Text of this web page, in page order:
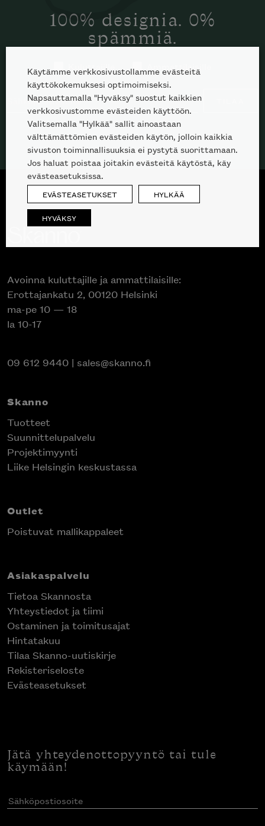
100% designia. 0%
spämmiä.
Kuluttajille Ammattilaisille
Avoinna kuluttajille ja ammattilaisille:
Erottajankatu 2, 00120 Helsinki
ma-pe 10 — 18
la 10-17
09 612 9440 | sales@skanno.fi
Skanno
Tuotteet
Suunnittelupalvelu
Projektimyynti
Liike Helsingin keskustassa
Outlet
Poistuvat mallikappaleet
Asiakaspalvelu
Tietoa Skannosta
Yhteystiedot ja tiimi
Ostaminen ja toimitusajat
Hintatakuu
Tilaa Skanno-uutiskirje
Rekisteriseloste
Evästeasetukset
Jätä yhteydenottopyyntö tai tule
käymään!
Sähköpostiosoite(Pakollinen)
Käytämme verkkosivustollamme evästeitä
käyttökokemuksesi optimoimiseksi.
Napsauttamalla "Hyväksy" suostut kaikkien
verkkosivustomme evästeiden käyttöön.
Valitsemalla "Hylkää" sallit ainoastaan
välttämättömien evästeiden käytön, jolloin kaikkia
sivuston toiminnallisuuksia ei pystytä suorittamaan.
Jos haluat poistaa joitakin evästeitä käytöstä, käy
evästeasetuksissa.
EVÄSTEASETUKSET HYLKÄÄ
HYVÄKSY